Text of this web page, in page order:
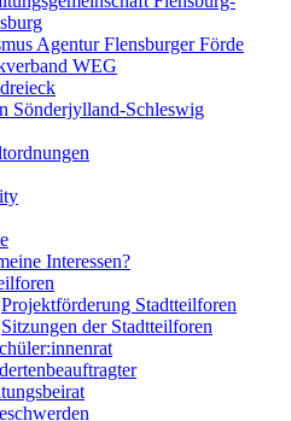
Agentur Flensburger Förde
WEG
Sönderjylland-Schleswig
Interessen?
Projektförderung Stadtteilforen
Sitzungen der Stadtteilforen